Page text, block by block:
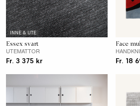
INNE & UTE
Essex svart
UTEMATTOR
Fr. 3 375 kr
Face
Fr. 18